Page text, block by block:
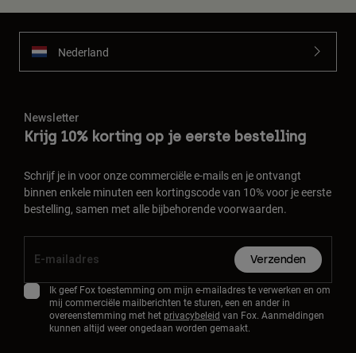
Nederland
Newsletter
Krijg 10% korting op je eerste bestelling
Schrijf je in voor onze commerciële e-mails en je ontvangt
binnen enkele minuten een kortingscode van 10% voor je eerste
bestelling, samen met alle bijbehorende voorwaarden.
Verzenden
Ik geef Fox toestemming om mijn e-mailadres te verwerken en om
mij commerciële mailberichten te sturen, een en ander in
overeenstemming met het privacybeleid van Fox. Aanmeldingen
kunnen altijd weer ongedaan worden gemaakt.